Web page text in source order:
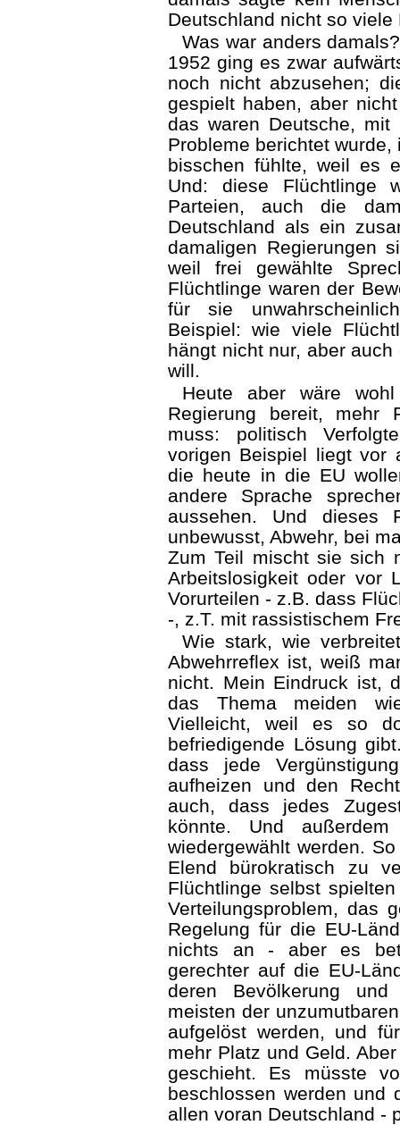
Deutschland nicht so
Was war anders
1952 ging es zwar
noch nicht abzusehen;
gespielt haben, aber
das waren Deutsche,
Probleme berichtet
bisschen fühlte, weil es
Und: diese Flüchtlinge
Parteien, auch die
Deutschland als ein
damaligen Regierungen
weil frei gewählte
Flüchtlinge waren der
für sie
Beispiel: wie viele
hängt nicht nur, aber
will.
Heute aber wäre
Regierung bereit, mehr
muss: politisch
vorigen Beispiel liegt vor
die heute in die EU
andere Sprache
aussehen. Und dieses
unbewusst, Abwehr, bei
Zum Teil mischt sie sich
Arbeitslosigkeit oder vor
Vorurteilen - z.B. dass
-, z.T. mit rassistischem
Wie stark, wie
Abwehrreflex ist, weiß
nicht. Mein Eindruck ist,
das Thema meiden
Vielleicht, weil es so
befriedigende Lösung
dass jede
aufheizen und den
auch, dass jedes
könnte. Und
wiedergewählt werden.
Elend bürokratisch zu
Flüchtlinge selbst
Verteilungsproblem, das
Regelung für die EU-
nichts an - aber es
gerechter auf die EU-
deren Bevölkerung
meisten der
aufgelöst werden, und
mehr Platz und Geld.
geschieht. Es müsste
beschlossen werden und
allen voran Deutschland -